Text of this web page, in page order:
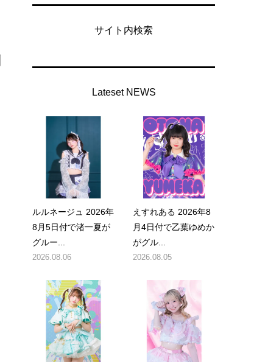
サイト内検索
Lateset NEWS
ルルネージュ 2026年
8月5日付で渚一夏が
グルー...
2026.08.06
えすれある 2026年8
月4日付で乙葉ゆめか
がグル...
2026.08.05